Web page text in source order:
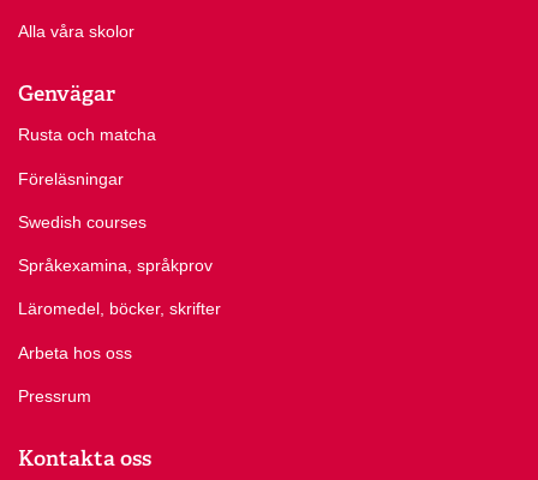
Alla våra skolor
Genvägar
Rusta och matcha
Föreläsningar
Swedish courses
Språkexamina, språkprov
Läromedel, böcker, skrifter
Arbeta hos oss
Pressrum
Kontakta oss